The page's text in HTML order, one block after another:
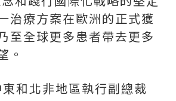
治療方案在歐洲的正式獲
至全球更多患者帶去更多
。
和北非地區執行副總裁